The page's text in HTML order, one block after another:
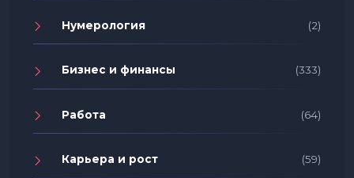
Нумерология (2)
Бизнес и финансы (333)
Работа (64)
Карьера и рост (59)